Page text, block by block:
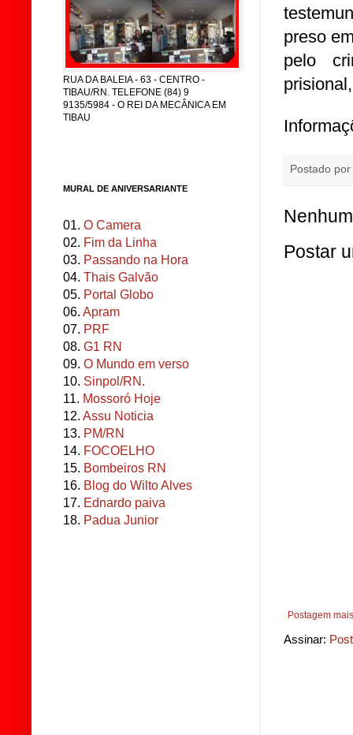
preso
pelo
Postado por
Postar
Postagem
Assinar:
RUA DA BALEIA - 63 - CENTRO -
TIBAU/RN. TELEFONE (84) 9
9135/5984 - O REI DA MECÂNICA EM
TIBAU
MURAL DE ANIVERSARIANTE
01. O Camera
02. Fim da Linha
03. Passando na Hora
04. Thais Galvão
05. Portal Globo
06. Apram
07. PRF
08. G1 RN
09. O Mundo em verso
10. Sinpol/RN.
11. Mossoró Hoje
12. Assu Noticia
13. PM/RN
14. FOCOELHO
15. Bombeiros RN
16. Blog do Wilto Alves
17. Ednardo paiva
18. Padua Junior